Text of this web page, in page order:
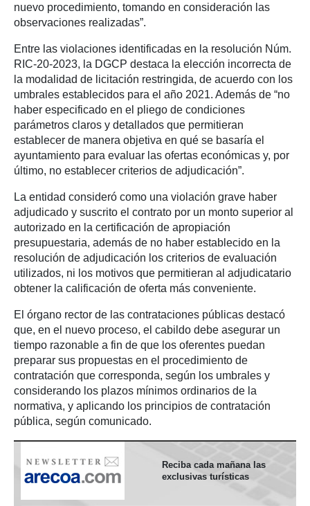
nuevo procedimiento, tomando en consideración las
observaciones realizadas”.
Entre las violaciones identificadas en la resolución Núm.
RIC-20-2023, la DGCP destaca la elección incorrecta de
la modalidad de licitación restringida, de acuerdo con los
umbrales establecidos para el año 2021. Además de “no
haber especificado en el pliego de condiciones
parámetros claros y detallados que permitieran
establecer de manera objetiva en qué se basaría el
ayuntamiento para evaluar las ofertas económicas y, por
último, no establecer criterios de adjudicación”.
La entidad consideró como una violación grave haber
adjudicado y suscrito el contrato por un monto superior al
autorizado en la certificación de apropiación
presupuestaria, además de no haber establecido en la
resolución de adjudicación los criterios de evaluación
utilizados, ni los motivos que permitieran al adjudicatario
obtener la calificación de oferta más conveniente.
El órgano rector de las contrataciones públicas destacó
que, en el nuevo proceso, el cabildo debe asegurar un
tiempo razonable a fin de que los oferentes puedan
preparar sus propuestas en el procedimiento de
contratación que corresponda, según los umbrales y
considerando los plazos mínimos ordinarios de la
normativa, y aplicando los principios de contratación
pública, según comunicado.
Reciba cada mañana las
exclusivas turísticas